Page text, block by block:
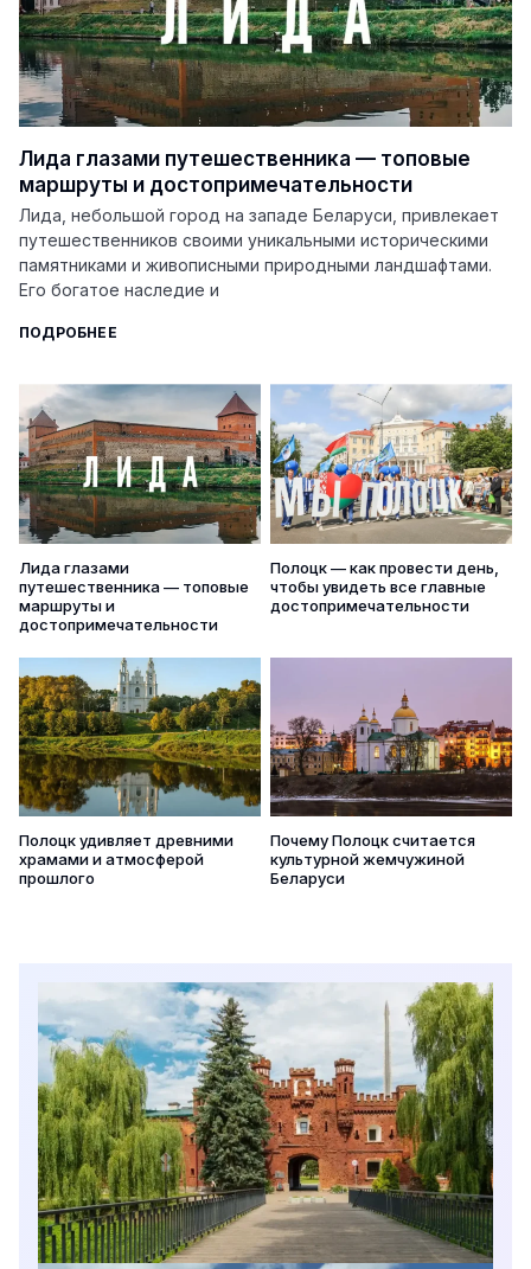
Лида глазами путешественника — топовые
маршруты и достопримечательности
Лида, небольшой город на западе Беларуси, привлекает
путешественников своими уникальными историческими
памятниками и живописными природными ландшафтами.
Его богатое наследие и
ПОДРОБНЕЕ
Лида глазами
путешественника — топовые
маршруты и
достопримечательности
Полоцк — как провести день,
чтобы увидеть все главные
достопримечательности
Полоцк удивляет древними
храмами и атмосферой
прошлого
Почему Полоцк считается
культурной жемчужиной
Беларуси